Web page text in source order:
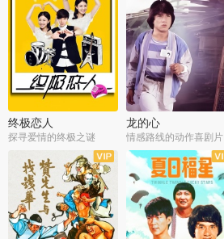
终极恋人
探寻爱情的终极之谜
龙的心
情感路线的动作喜剧片